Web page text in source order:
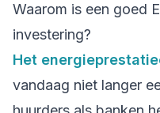
Waarom is een goed
investering?
Het
vandaag niet langer